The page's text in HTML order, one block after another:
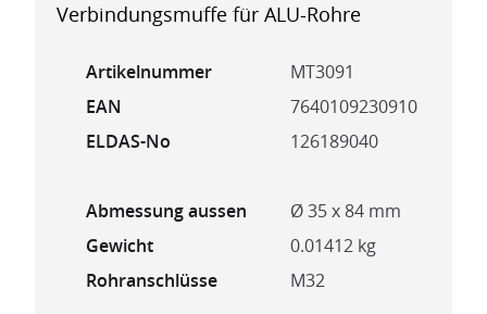
Verbindungsmuffe für ALU-Rohre
Artikelnummer
MT3091
EAN
7640109230910
ELDAS-No
126189040
Abmessung aussen
Ø 35 x 84 mm
Gewicht
0.01412 kg
Rohranschlüsse
M32